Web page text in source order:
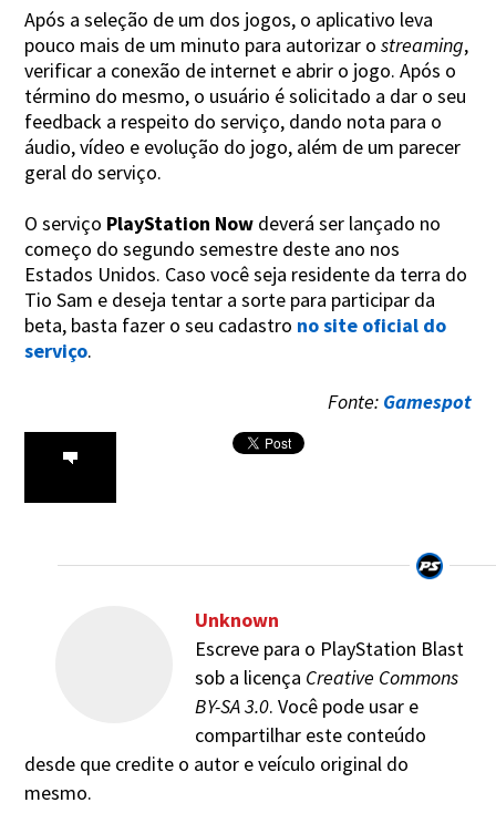
Após a seleção de um dos jogos, o aplicativo leva
pouco mais de um minuto para autorizar ostreaming,
verificar a conexão de internet e abrir o jogo. Após o
término do mesmo, o usuário é solicitado a dar o seu
feedback a respeito do serviço, dando nota para o
áudio, vídeo e evolução do jogo, além de um parecer
geral do serviço.
O serviço PlayStation Now deverá ser lançado no
começo do segundo semestre deste ano nos
Estados Unidos. Caso você seja residente da terra do
Tio Sam e deseja tentar a sorte para participar da
beta, basta fazer o seu cadastro no site oficial do
serviço.
Fonte: Gamespot
Unknown
Escreve para o PlayStation Blast
sob a licença Creative Commons
BY-SA 3.0. Você pode usar e
compartilhar este conteúdo
desde que credite o autor e veículo original do
mesmo.